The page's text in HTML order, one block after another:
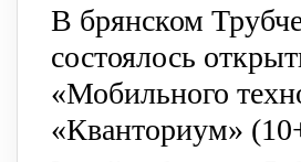
В брянском
состоялось
«Мобильного
«Кванториум»